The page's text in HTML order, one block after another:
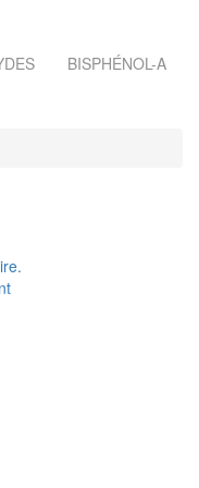
BISPHÉNOL-A